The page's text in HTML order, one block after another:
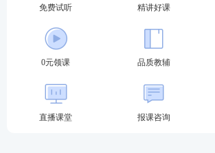
通过刷题，加深巩固，掌握要点，查
升！【进入下载APP刷题 】
免费试听 精讲好课
0元领课 品质教辅
直播课堂 报课咨询